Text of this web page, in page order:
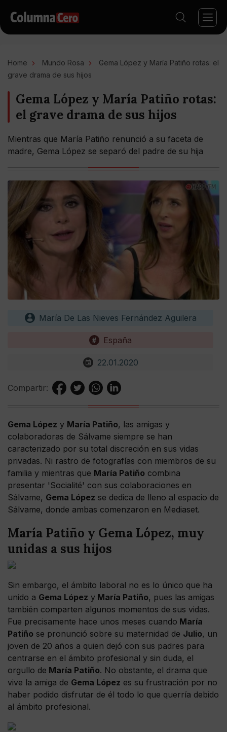
Home Mundo Rosa
Gema López y María Patiño rotas: el
grave drama de sus hijos
Gema López y María Patiño rotas:
el grave drama de sus hijos
Mientras que María Patiño renunció a su faceta de
madre, Gema López se separó del padre de su hija
María De Las Nieves Fernández Aguilera
España
22.01.2020
Compartir:
Gema López y María Patiño, las amigas y
colaboradoras de Sálvame siempre se han
caracterizado por su total discreción en sus vidas
privadas. Ni rastro de fotografías con miembros de su
familia y mientras que María Patiño combina
presentar 'Socialité' con sus colaboraciones en
Sálvame, Gema López se dedica de lleno al espacio de
Sálvame, donde ambas comenzaron en Mediaset.
María Patiño y Gema López, muy
unidas a sus hijos
Sin embargo, el ámbito laboral no es lo único que ha
unido a Gema López y María Patiño, pues las amigas
también comparten algunos momentos de sus vidas.
Fue precisamente hace unos meses cuando María
Patiño se pronunció sobre su maternidad de Julio, un
joven de 20 años a quien dejó con sus padres para
centrarse en el ámbito profesional y sin duda, el
orgullo de María Patiño. No obstante, el drama que
vive la amiga de Gema López es su frustración por no
haber podido disfrutar de él todo lo que querría debido
al ámbito profesional.